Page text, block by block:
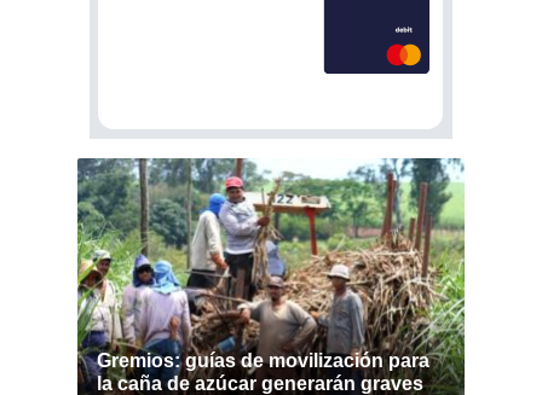
Gremios: guías de movilización para
la caña de azúcar generarán graves